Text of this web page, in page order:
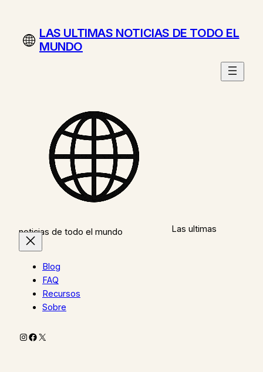
contenidoLAS ULTIMAS NOTICIAS DE TODO EL
MUNDO
Las ultimas
noticias de todo el mundo
Blog
FAQ
Recursos
Sobre
Instagram
Facebook
X